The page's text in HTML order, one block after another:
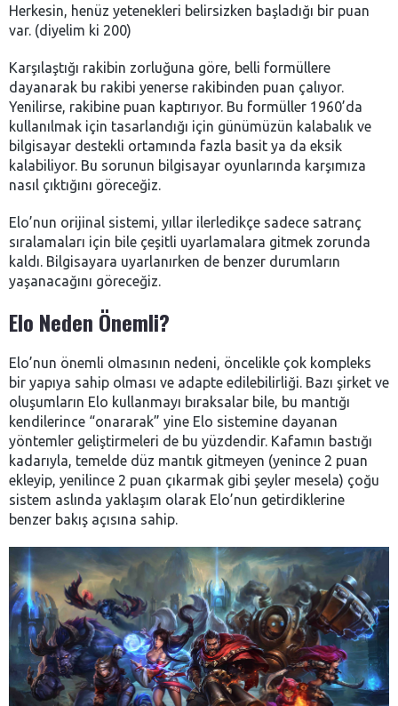
Herkesin, henüz yetenekleri belirsizken başladığı bir puan
var. (diyelim ki 200)
Karşılaştığı rakibin zorluğuna göre, belli formüllere
dayanarak bu rakibi yenerse rakibinden puan çalıyor.
Yenilirse, rakibine puan kaptırıyor. Bu formüller 1960’da
kullanılmak için tasarlandığı için günümüzün kalabalık ve
bilgisayar destekli ortamında fazla basit ya da eksik
kalabiliyor. Bu sorunun bilgisayar oyunlarında karşımıza
nasıl çıktığını göreceğiz.
Elo’nun orijinal sistemi, yıllar ilerledikçe sadece satranç
sıralamaları için bile çeşitli uyarlamalara gitmek zorunda
kaldı. Bilgisayara uyarlanırken de benzer durumların
yaşanacağını göreceğiz.
Elo Neden Önemli?
Elo’nun önemli olmasının nedeni, öncelikle çok kompleks
bir yapıya sahip olması ve adapte edilebilirliği. Bazı şirket ve
oluşumların Elo kullanmayı bıraksalar bile, bu mantığı
kendilerince “onararak” yine Elo sistemine dayanan
yöntemler geliştirmeleri de bu yüzdendir. Kafamın bastığı
kadarıyla, temelde düz mantık gitmeyen (yenince 2 puan
ekleyip, yenilince 2 puan çıkarmak gibi şeyler mesela) çoğu
sistem aslında yaklaşım olarak Elo’nun getirdiklerine
benzer bakış açısına sahip.